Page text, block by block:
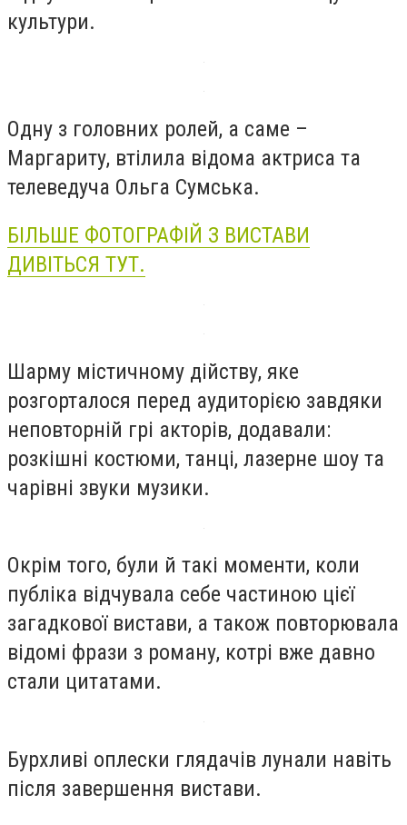
культури.
Одну з головних ролей, а саме –
Маргариту, втілила відома актриса та
телеведуча Ольга Сумська.
БІЛЬШЕ ФОТОГРАФІЙ З ВИСТАВИ
ДИВІТЬСЯ ТУТ.
Шарму містичному дійству, яке
розгорталося перед аудиторією завдяки
неповторній грі акторів, додавали:
розкішні костюми, танці, лазерне шоу та
чарівні звуки музики.
Окрім того, були й такі моменти, коли
публіка відчувала себе частиною цієї
загадкової вистави, а також повторювала
відомі фрази з роману, котрі вже давно
стали цитатами.
Бурхливі оплески глядачів лунали навіть
після завершення вистави.